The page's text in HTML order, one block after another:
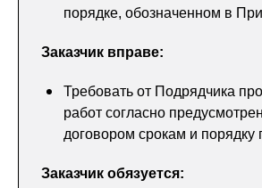
порядке, обозначенном в
Заказчик вправе:
Требовать от Подрядчика
работ согласно
договором срокам и порядку
Заказчик обязуется: